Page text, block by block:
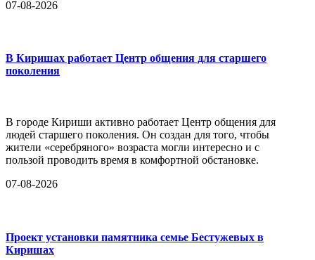
07-08-2026
В Киришах работает Центр общения для старшего
поколения
В городе Кириши активно работает Центр общения для
людей старшего поколения. Он создан для того, чтобы
жители «серебряного» возраста могли интересно и с
пользой проводить время в комфортной обстановке.
07-08-2026
Проект установки памятника семье Бестужевых в
Киришах